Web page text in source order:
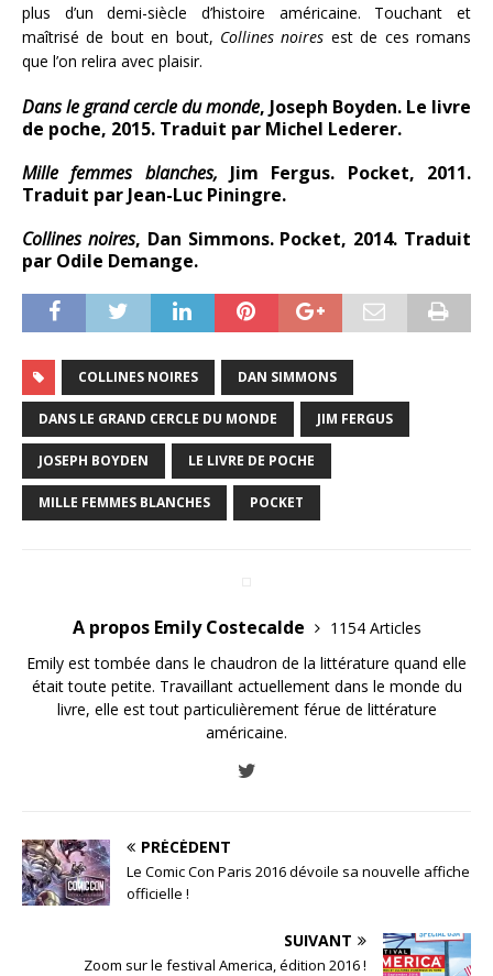
plus d’un demi-siècle d’histoire américaine. Touchant et
maîtrisé de bout en bout, Collines noires est de ces romans
que l’on relira avec plaisir.
Dans le grand cercle du monde, Joseph Boyden. Le livre
de poche, 2015. Traduit par Michel Lederer.
Mille femmes blanches, Jim Fergus. Pocket, 2011.
Traduit par Jean-Luc Piningre.
Collines noires, Dan Simmons. Pocket, 2014. Traduit
par Odile Demange.
COLLINES NOIRES DAN SIMMONS
DANS LE GRAND CERCLE DU MONDE JIM FERGUS
JOSEPH BOYDEN LE LIVRE DE POCHE
MILLE FEMMES BLANCHES POCKET
A propos Emily Costecalde
1154 Articles
Emily est tombée dans le chaudron de la littérature quand elle
était toute petite. Travaillant actuellement dans le monde du
livre, elle est tout particulièrement férue de littérature
américaine.
PRÉCÉDENT
Le Comic Con Paris 2016 dévoile sa nouvelle affiche
officielle !
SUIVANT
Zoom sur le festival America, édition 2016 !